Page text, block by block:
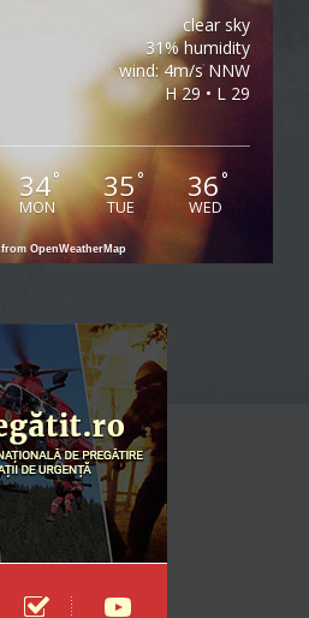
clear sky
31% humidity
wind: 4m/s NNW
H 29 • L 29
34°
MON
35°
TUE
36°
WED
OpenWeatherMap